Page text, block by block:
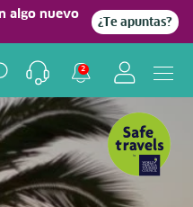
algo nuevo
¿Te apuntas?
2